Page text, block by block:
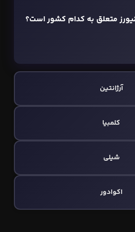
متعلق به کدام کشور است؟
آرژانتین
کلمبیا
شیلی
اکوادور